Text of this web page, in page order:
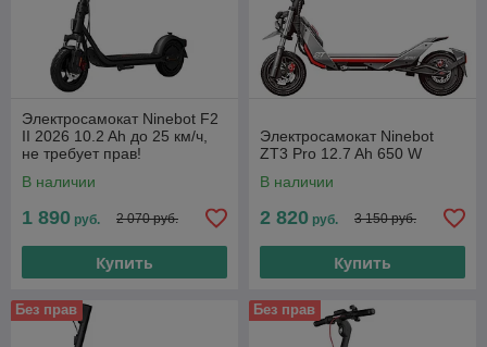
Электросамокат Ninebot F2
II 2026 10.2 Ah до 25 км/ч,
не требует прав!
В наличии
1 890 руб. 2 070 руб.
Купить
Электросамокат Ninebot
ZT3 Pro 12.7 Ah 650 W
В наличии
2 820 руб. 3 150 руб.
Купить
Без прав Без прав